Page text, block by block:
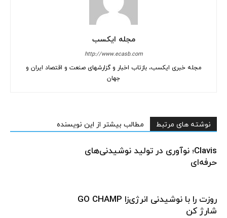
مجله ایکسب
http://www.ecasb.com
مجله خبری ایکسب، بازتاب اخبار و گزارشهای صنعت و اقتصاد ایران و
جهان
نوشته های مرتبط مطالب بیشتر از این نویسنده
Clavis؛ نوآوری در تولید نوشیدنی‌های
حرفه‌ای
روزت را با نوشیدنی انرژی‌زا GO CHAMP
شارژ کن